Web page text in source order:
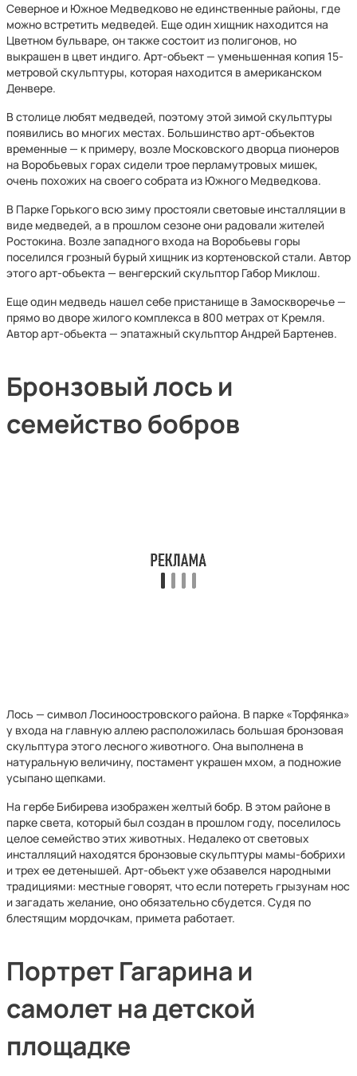
Северное и Южное Медведково не единственные районы, где
можно встретить медведей. Еще один хищник находится на
Цветном бульваре, он также состоит из полигонов, но
выкрашен в цвет индиго. Арт-объект — уменьшенная копия 15-
метровой скульптуры, которая находится в американском
Денвере.
В столице любят медведей, поэтому этой зимой скульптуры
появились во многих местах. Большинство арт-объектов
временные — к примеру, возле Московского дворца пионеров
на Воробьевых горах сидели трое перламутровых мишек,
очень похожих на своего собрата из Южного Медведкова.
В Парке Горького всю зиму простояли световые инсталляции в
виде медведей, а в прошлом сезоне они радовали жителей
Ростокина. Возле западного входа на Воробьевы горы
поселился грозный бурый хищник из кортеновской стали. Автор
этого арт-объекта — венгерский скульптор Габор Миклош.
Еще один медведь нашел себе пристанище в Замоскворечье —
прямо во дворе жилого комплекса в 800 метрах от Кремля.
Автор арт-объекта — эпатажный скульптор Андрей Бартенев.
Бронзовый лось и
семейство бобров
Лось — символ Лосиноостровского района. В парке «Торфянка»
у входа на главную аллею расположилась большая бронзовая
скульптура этого лесного животного. Она выполнена в
натуральную величину, постамент украшен мхом, а подножие
усыпано щепками.
На гербе Бибирева изображен желтый бобр. В этом районе в
парке света, который был создан в прошлом году, поселилось
целое семейство этих животных. Недалеко от световых
инсталляций находятся бронзовые скульптуры мамы-бобрихи
и трех ее детенышей. Арт-объект уже обзавелся народными
традициями: местные говорят, что если потереть грызунам нос
и загадать желание, оно обязательно сбудется. Судя по
блестящим мордочкам, примета работает.
Портрет Гагарина и
самолет на детской
площадке